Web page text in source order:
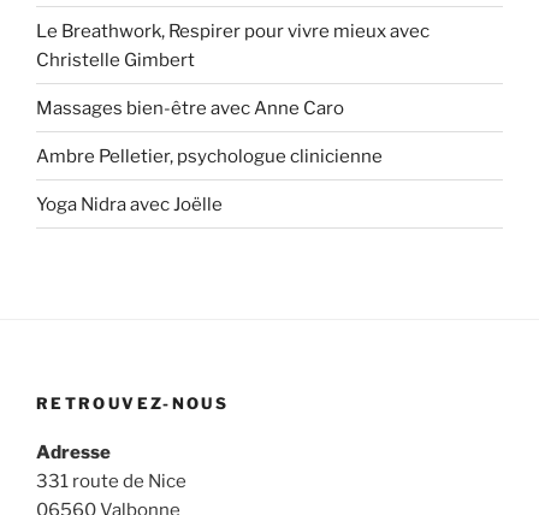
Le Breathwork, Respirer pour vivre mieux avec
Christelle Gimbert
Massages bien-être avec Anne Caro
Ambre Pelletier, psychologue clinicienne
Yoga Nidra avec Joëlle
RETROUVEZ-NOUS
Adresse
331 route de Nice
06560 Valbonne